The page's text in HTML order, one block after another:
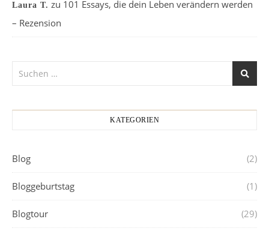
Laura T. zu 101 Essays, die dein Leben verändern werden
– Rezension
KATEGORIEN
Blog (2)
Bloggeburtstag (1)
Blogtour (29)